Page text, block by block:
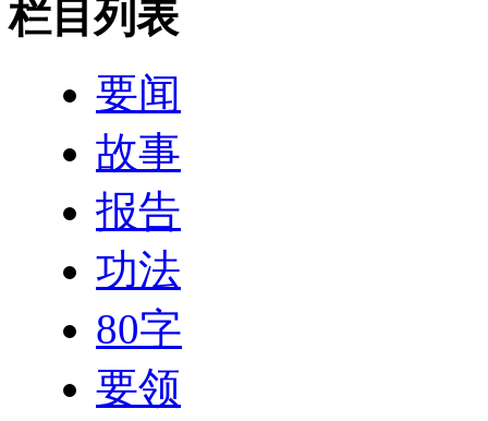
栏目列表
要闻
故事
报告
功法
80字
要领